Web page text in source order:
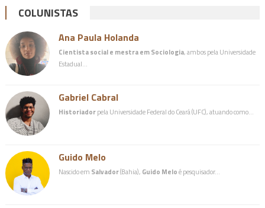
COLUNISTAS
Ana Paula Holanda
Cientista social e mestra em Sociologia, ambos pela Universidade
Estadual…
Gabriel Cabral
Historiadorpela Universidade Federal do Ceará (UFC), atuando como…
Guido Melo
Nascido em Salvador(Bahia), Guido Meloé pesquisador…